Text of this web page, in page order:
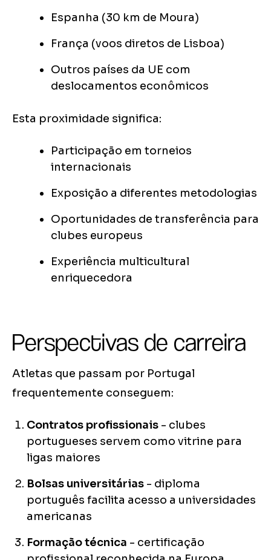
Espanha (30 km de Moura)
França (voos diretos de Lisboa)
Outros países da UE com
deslocamentos econômicos
Esta proximidade significa:
Participação em torneios
internacionais
Exposição a diferentes metodologias
Oportunidades de transferência para
clubes europeus
Experiência multicultural
enriquecedora
Perspectivas de carreira
Atletas que passam por Portugal
frequentemente conseguem:
Contratos profissionais - clubes
portugueses servem como vitrine para
ligas maiores
Bolsas universitárias - diploma
português facilita acesso a universidades
americanas
Formação técnica - certificação